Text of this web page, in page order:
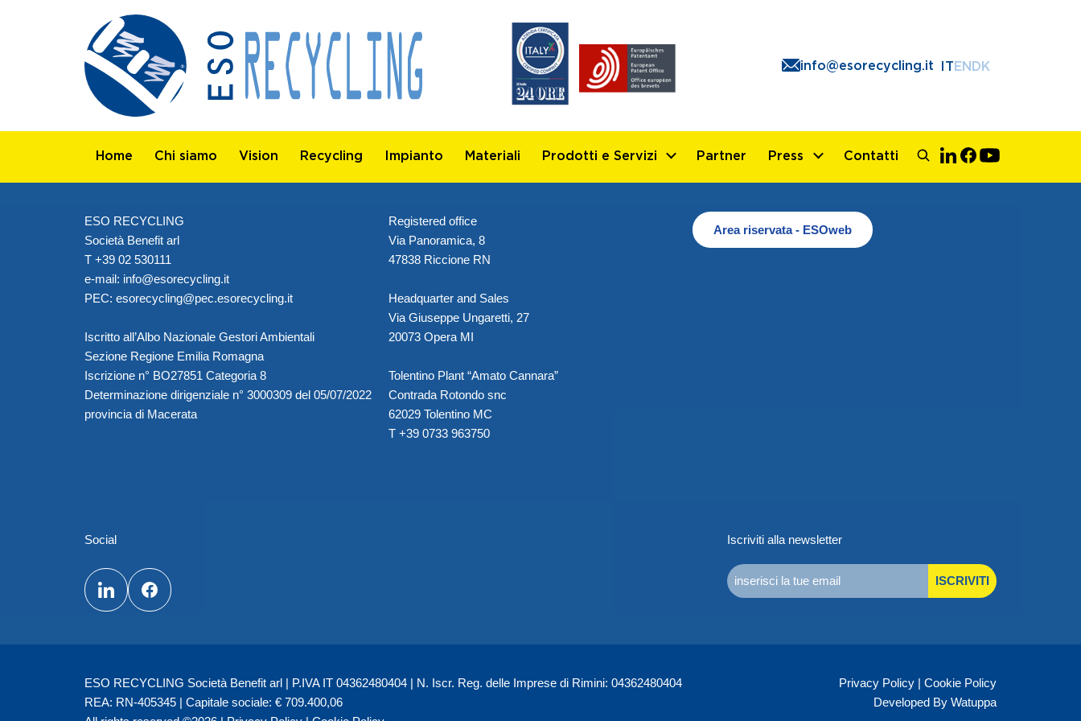
info@esorecycling.it ITENDK
Home Chi siamo Vision Recycling Impianto Materiali Prodotti e Servizi Partner Press Contatti
ESO RECYCLING
Società Benefit arl
T +39 02 530111
e-mail: info@esorecycling.it
PEC: esorecycling@pec.esorecycling.it
Iscritto all’Albo Nazionale Gestori Ambientali
Sezione Regione Emilia Romagna
Iscrizione n° BO27851 Categoria 8
Determinazione dirigenziale n° 3000309 del 05/07/2022
provincia di Macerata
Registered office
Via Panoramica, 8
47838 Riccione RN
Headquarter and Sales
Via Giuseppe Ungaretti, 27
20073 Opera MI
Tolentino Plant “Amato Cannara”
Contrada Rotondo snc
62029 Tolentino MC
T +39 0733 963750
Area riservata - ESOweb
Social Iscriviti alla newsletter
ISCRIVITI
ESO RECYCLING Società Benefit arl | P.IVA IT 04362480404 | N. Iscr. Reg. delle Imprese di Rimini: 04362480404
REA: RN-405345 | Capitale sociale: € 709.400,06
Privacy Policy | Cookie Policy
Developed By Watuppa